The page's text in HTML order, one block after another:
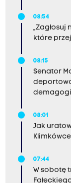
08:54
„Zagłosuj
które
08:15
Senator
08:01
Jak
07:44
W sobotę